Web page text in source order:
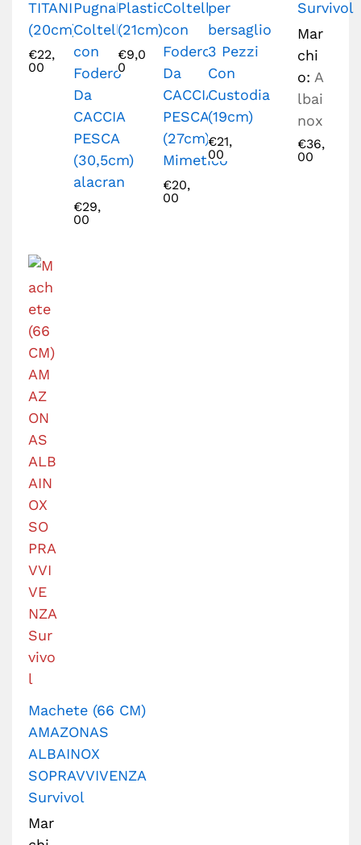
TITANIUM
(20cm)
€22,
00
Pugnale
Coltello
con
Fodero
Da
CACCIA
PESCA
(30,5cm)
alacran
€29,
00
Plastica
(21cm)
€9,0
0
Coltello
con
Fodero
Da
CACCIA
PESCA
(27cm)
Mimetico
€20,
00
per
bersaglio
3 Pezzi
Con
Custodia
(19cm)
€21,
00
Survivol
Mar
chi
o: A
lbai
nox
€36,
00
Machete (66 CM)
AMAZONAS
ALBAINOX
SOPRAVVIVENZA
Survivol
Mar